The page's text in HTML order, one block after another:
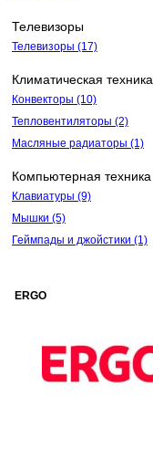
Телевизоры
Телевизоры (17)
Климатическая техника
Конвекторы (10)
Тепловентиляторы (2)
Масляные радиаторы (1)
Компьютерная техника
Клавиатуры (9)
Мышки (5)
Геймпады и джойстики (1)
ERGO